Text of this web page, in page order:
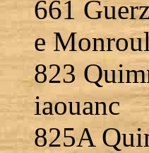
661
e
823
iaouanc
825A